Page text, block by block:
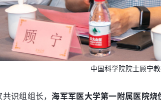
中国科学院院士顾宁
共识组组长，海军军医大学第一附属医院